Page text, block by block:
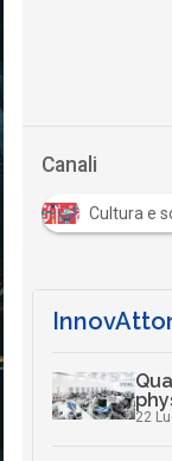
Canali
Cultura e
22